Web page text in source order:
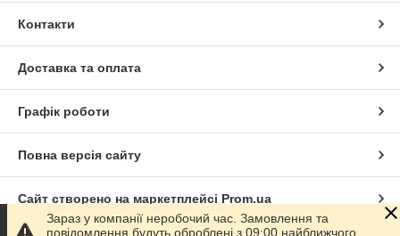
Контакти
Доставка та оплата
Графік роботи
Повна версія сайту
Сайт створено на маркетплейсі Prom.ua
Зараз у компанії неробочий час. Замовлення та
повідомлення будуть оброблені з 09:00 найближчого